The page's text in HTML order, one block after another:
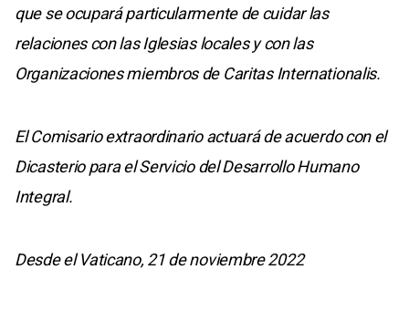
que se ocupará particularmente de cuidar las
relaciones con las Iglesias locales y con las
Organizaciones miembros de Caritas Internationalis.
El Comisario extraordinario actuará de acuerdo con el
Dicasterio para el Servicio del Desarrollo Humano
Integral.
Desde el Vaticano, 21 de noviembre 2022